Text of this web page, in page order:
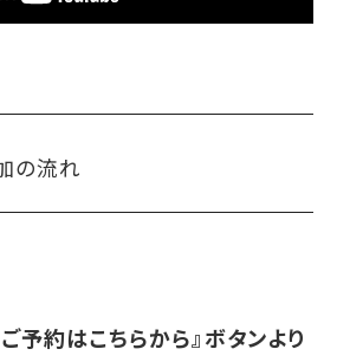
の流れ
予約はこちらから』ボタンより